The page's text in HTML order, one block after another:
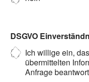
DSGVO
Ich willige ein,
übermittelten
Anfrage